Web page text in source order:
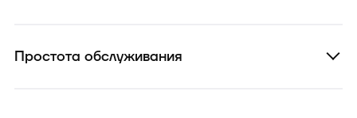
Простота обслуживания